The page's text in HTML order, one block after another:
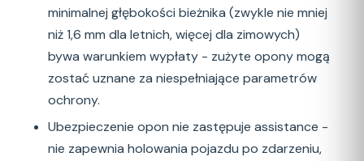
minimalnej głębokości bieżnika (zwykle nie mniej
niż 1,6 mm dla letnich, więcej dla zimowych)
bywa warunkiem wypłaty - zużyte opony mogą
zostać uznane za niespełniające parametrów
ochrony.
Ubezpieczenie opon nie zastępuje assistance -
nie zapewnia holowania pojazdu po zdarzeniu,